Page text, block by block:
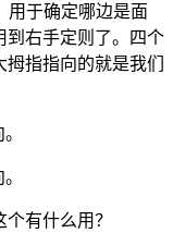
用于确定哪边是面
到右手定则了。四个
指指向的就是我们
有什么用？